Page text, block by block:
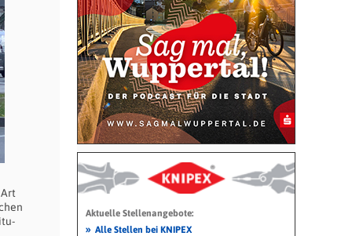
Aktuelle Stellenangebote:
» Alle Stellen bei KNIPEX